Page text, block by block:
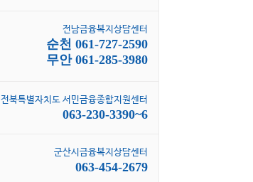
전남금융복지상담센터
순천 061-727-2590
무안 061-285-3980
전북특별자치도 서민금융종합지원센터
063-230-3390~6
군산시금융복지상담센터
063-454-2679